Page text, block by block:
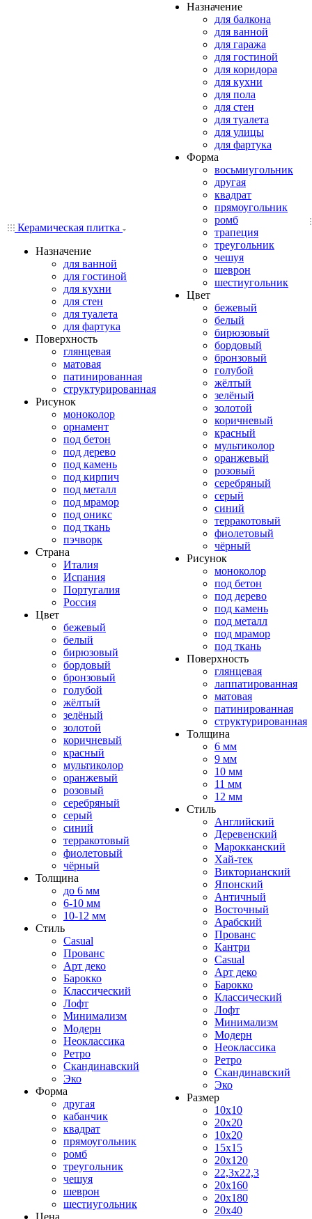
Керамическая плитка
Назначение
для ванной
для гостиной
для кухни
для стен
для туалета
для фартука
Поверхность
глянцевая
матовая
патинированная
структурированная
Рисунок
моноколор
орнамент
под бетон
под дерево
под камень
под кирпич
под металл
под мрамор
под оникс
под ткань
пэчворк
Страна
Италия
Испания
Португалия
Россия
Цвет
бежевый
белый
бирюзовый
бордовый
бронзовый
голубой
жёлтый
зелёный
золотой
коричневый
красный
мультиколор
оранжевый
розовый
серебряный
серый
синий
терракотовый
фиолетовый
чёрный
Толщина
до 6 мм
6-10 мм
10-12 мм
Стиль
Casual
Прованс
Арт деко
Барокко
Классический
Лофт
Минимализм
Модерн
Неоклассика
Ретро
Скандинавский
Эко
Форма
другая
кабанчик
квадрат
прямоугольник
ромб
треугольник
чешуя
шеврон
шестиугольник
Цена
Назначение
для балкона
для ванной
для гаража
для гостиной
для коридора
для кухни
для пола
для стен
для туалета
для улицы
для фартука
Форма
восьмиугольник
другая
квадрат
прямоугольник
ромб
трапеция
треугольник
чешуя
шеврон
шестиугольник
Цвет
бежевый
белый
бирюзовый
бордовый
бронзовый
голубой
жёлтый
зелёный
золотой
коричневый
красный
мультиколор
оранжевый
розовый
серебряный
серый
синий
терракотовый
фиолетовый
чёрный
Рисунок
моноколор
под бетон
под дерево
под камень
под металл
под мрамор
под ткань
Поверхность
глянцевая
лаппатированная
матовая
патинированная
структурированная
Толщина
6 мм
9 мм
10 мм
11 мм
12 мм
Стиль
Английский
Деревенский
Марокканский
Хай-тек
Викторианский
Японский
Античный
Восточный
Арабский
Прованс
Кантри
Casual
Арт деко
Барокко
Классический
Лофт
Минимализм
Модерн
Неоклассика
Ретро
Скандинавский
Эко
Размер
10x10
20x20
10x20
15x15
20x120
22,3x22,3
20x160
20x180
20x40